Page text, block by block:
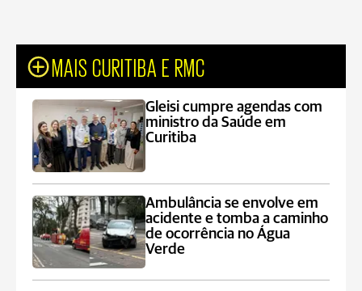
MAIS CURITIBA E RMC
Gleisi cumpre agendas com
ministro da Saúde em
Curitiba
Ambulância se envolve em
acidente e tomba a caminho
de ocorrência no Água
Verde